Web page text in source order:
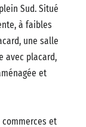
Sud. Situé
à faibles
une salle
avec placard,
et
commerces et